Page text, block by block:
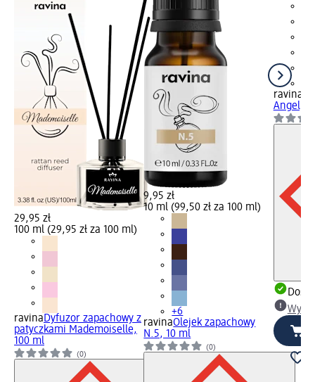
29,95 zł
100 ml (29,95 zł za 100 ml)
ravinaDyfuzor zapachowy z
patyczkami Mademoiselle,
100 ml
(0)
9,95 zł
10 ml (99,50 zł za 100 ml)
+6
ravinaOlejek zapachowy
N.5, 10 ml
(0)
ravina
Angel,